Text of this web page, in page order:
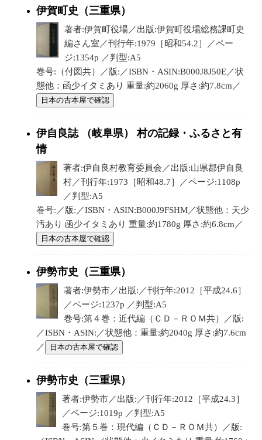
伊賀町史（三重県）
著者:伊賀町役場／出版:伊賀町役場総務課町史
編さん室／刊行年:1979［昭和54.2］／ペー
ジ:1354p ／判型:A5
巻号:（付図共）／版:／ISBN・ASIN:B000J8J50E／状
態他：函少イタミあり 重量:約2060g 厚さ:約7.8cm／
日本の古本屋で確認
伊自良誌 （岐阜県） 村の記録・ふるさと有
情
著者:伊自良村教育委員会／出版:山県郡伊自良
村／刊行年:1973［昭和48.7］／ページ:1108p
／判型:A5
巻号:／版:／ISBN・ASIN:B000J9FSHM／状態他：天少
汚あり 函少イタミあり 重量:約1780g 厚さ:約6.8cm／
日本の古本屋で確認
伊勢市史（三重県）
著者:伊勢市／出版:／刊行年:2012［平成24.6］
／ページ:1237p ／判型:A5
巻号:第４巻：近代編（ＣＤ－ＲＯＭ共）／版:
／ISBN・ASIN:／状態他：重量:約2040g 厚さ:約7.6cm
／
日本の古本屋で確認
伊勢市史（三重県）
著者:伊勢市／出版:／刊行年:2012［平成24.3］
／ページ:1019p ／判型:A5
巻号:第５巻：現代編（ＣＤ－ＲＯＭ共）／版: